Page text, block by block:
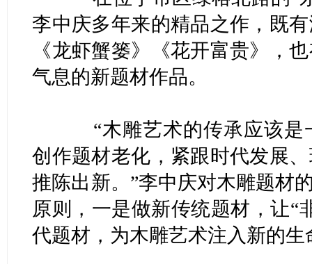
李中庆多年来的精品之作，既
《龙虾蟹篓》《花开富贵》，
气息的新题材作品。
“木雕艺术的传承应该是
创作题材老化，紧跟时代发展
推陈出新。”李中庆对木雕题材
原则，一是做新传统题材，让“
代题材，为木雕艺术注入新的生